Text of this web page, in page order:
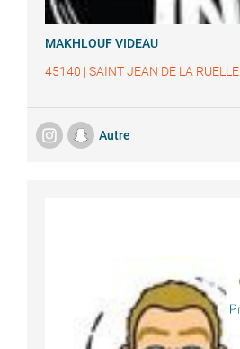
MAKHLOUF VIDEAU
45140 | SAINT JEAN DE LA RUELLE
Autre